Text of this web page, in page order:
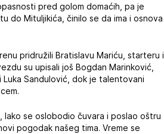
pred golom domaćih, pa je
do Mituljikića, činilo se da ima i osnova
pridružili Bratislavu Mariću, starteru i
su upisali još Bogdan Marinković,
Luka Sandulović, dok je talentovani
lako se oslobodio čuvara i poslao oštru
pogodak našeg tima. Vreme se